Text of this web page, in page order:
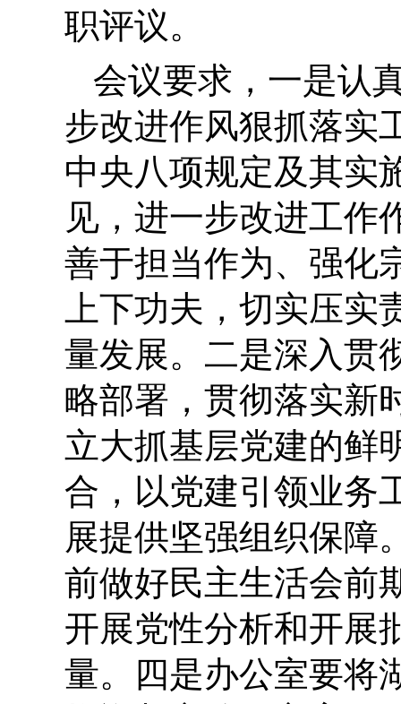
职评议。
会议要求， 一是认
步改进作风狠抓落实
中央八项规定及其实
见，进一步改进工作
善于担当作为、强化
上下功夫，切实压
量发展。 二是深入贯
略部署，贯彻落实新
立大抓基层党建的鲜
合，以党建引领业务
展提供坚强组织保障
前做好民主生活会前
开展党性分析和开展
量。
四是办公室要将